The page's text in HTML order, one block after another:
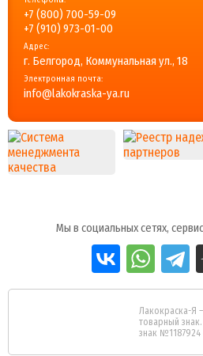
+7 (800) 700-59-09
+7 (910) 973-01-00
Адрес:
г. Белгород, Коммунальная ул., 18
Электронная почта:
info@lakokraska-ya.ru
Мы в социальных сетях,
Лакокраска-Я
товарный
знак